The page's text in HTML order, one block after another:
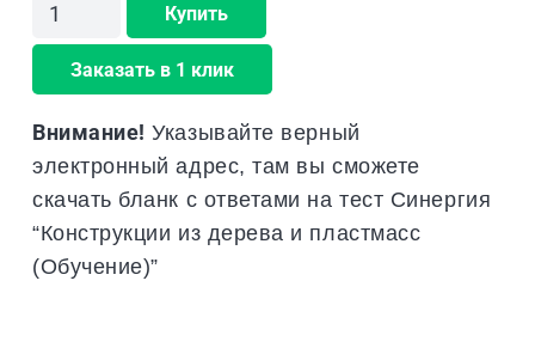
Конструкции
дерева
и
пластмасс
(Обучение)-
Синергия,
Купить
Заказать в 1 клик
Внимание! Указывайте верный
электронный адрес, там вы сможете
скачать бланк с ответами на тест Синергия
“Конструкции из дерева и пластмасс
(Обучение)”